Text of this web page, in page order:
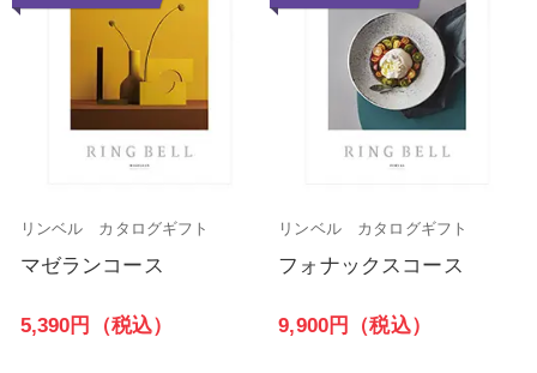
リンベル カタログギフト
マゼランコース
5,390円（税込）
リンベル カタログギフト
フォナックスコース
9,900円（税込）